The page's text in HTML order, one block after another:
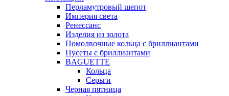
Перламутровый шепот
Империя света
Ренессанс
Изделия из золота
Помолвочные кольца с бриллиантами
Пусеты с бриллиантами
BAGUETTE
Кольца
Серьги
Черная пятница